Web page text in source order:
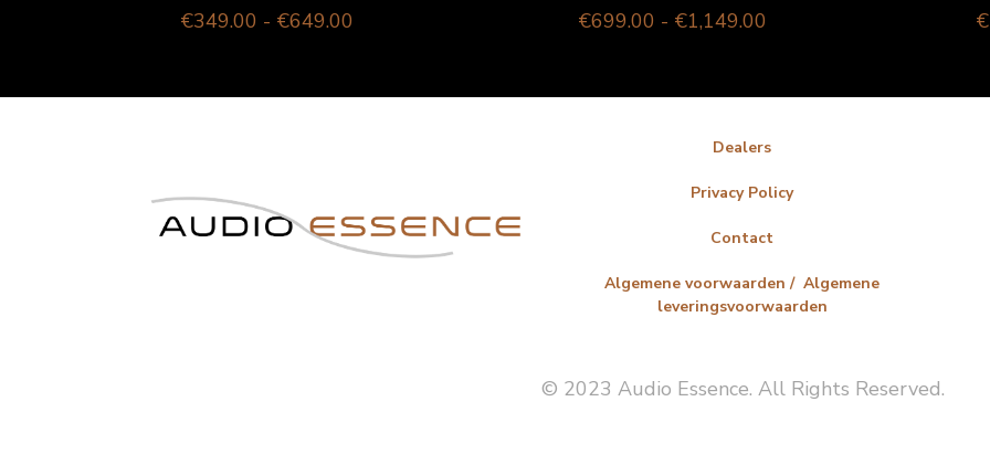
€349.00 - €649.00 €699.00 - €1,149.00 €
Dealers
Privacy Policy
Contact
Algemene voorwaarden / Algemene
leveringsvoorwaarden
© 2023 Audio Essence. All Rights Reserved.